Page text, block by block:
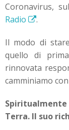
Coronavirus,
Radio
.
Il modo di
quello di
rinnovata
camminiamo
Terra. Il suo